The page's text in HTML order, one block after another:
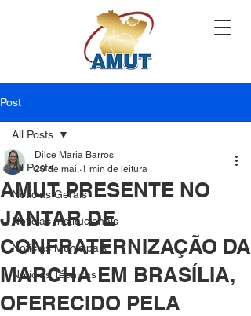
Post
All Posts
Notícias Gerais
Notícias Institucionais
Notícias Municipais
Notícias Técnicas
All Posts
AMUT PRESENTE NO
JANTAR DE
CONFRATERNIZAÇÃO DA
MARCHA EM BRASÍLIA,
OFERECIDO PELA
Dilce Maria Barros
20 de mai. 1 min de leitura